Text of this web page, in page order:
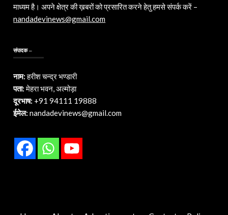
माध्यम है। अपने क्षेत्र की ख़बरों को प्रसारित करने हेतु हमसे संपर्क करें –
nandadevinews@gmail.com
संपादक –
नाम:हरीश चन्द्र भण्डारी
पता:मेहरा भवन, अल्मोड़ा
दूरभाष: +91 94111 19888
ईमेल:nandadevinews@gmail.com